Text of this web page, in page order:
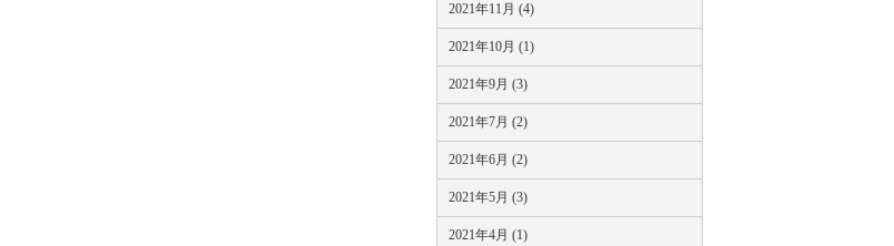
2021年11月 (4)
2021年10月 (1)
2021年9月 (3)
2021年7月 (2)
2021年6月 (2)
2021年5月 (3)
2021年4月 (1)